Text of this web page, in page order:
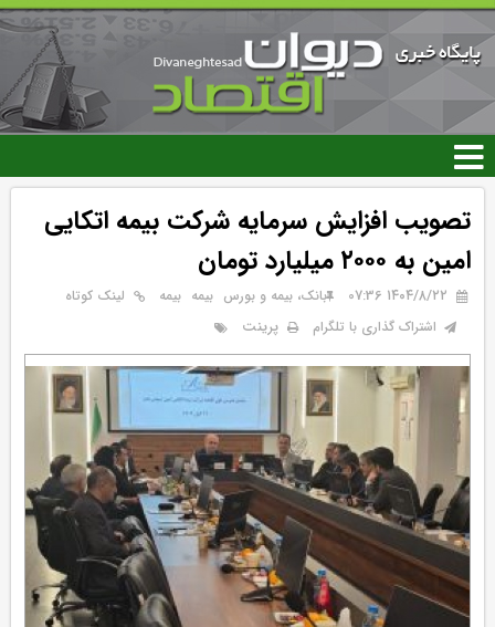
رفتن
محتوای
اصلی
تصویب افزایش سرمایه شرکت بیمه اتکایی
امین به ۲۰۰۰ میلیارد تومان
۱۴۰۴/۸/۲۲ 07:36 بانک، بیمه و بورس بيمه بیمه
لینک کوتاه
اشتراک گذاری با تلگرام
پرینت